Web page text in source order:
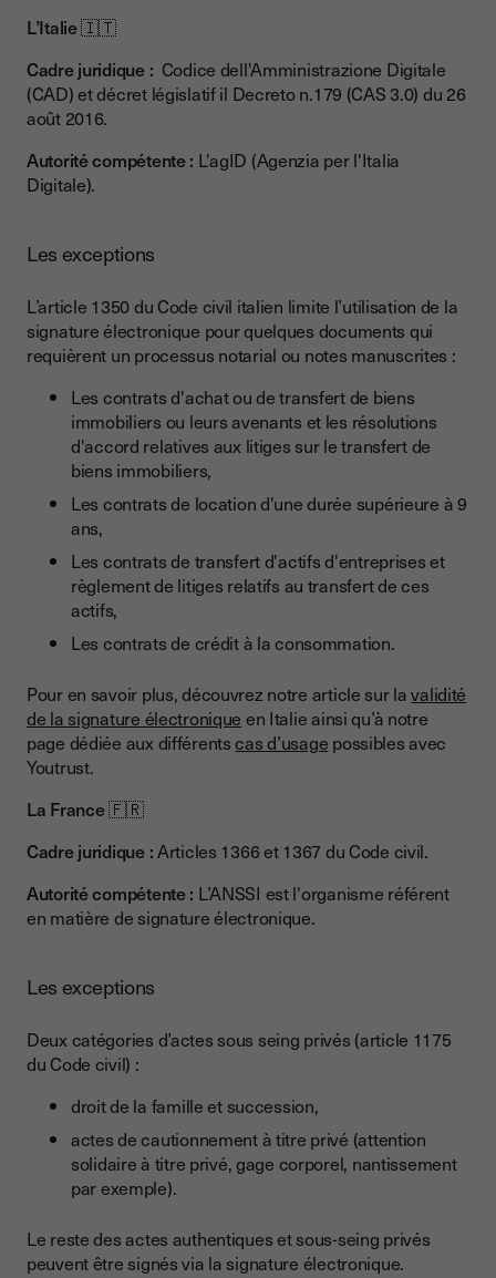
L’Italie🇮🇹
Cadre juridique : Codice dell'Amministrazione Digitale
(CAD) et décret législatif il Decreto n.179 (CAS 3.0) du 26
août 2016.
Autorité compétente : L'agID (Agenzia per l'Italia
Digitale).
Les exceptions
L’article 1350 du Code civil italien limite l’utilisation de la
signature électronique pour quelques documents qui
requièrent un processus notarial ou notes manuscrites :
Les contrats d'achat ou de transfert de biens
immobiliers ou leurs avenants et les résolutions
d'accord relatives aux litiges sur le transfert de
biens immobiliers,
Les contrats de location d'une durée supérieure à 9
ans,
Les contrats de transfert d'actifs d'entreprises et
règlement de litiges relatifs au transfert de ces
actifs,
Les contrats de crédit à la consommation.
Pour en savoir plus, découvrez notre article sur lavalidité
de la signature électronique en Italie ainsi qu’à notre
page dédiée aux différentscas d’usage possibles avec
Youtrust.
La France 🇫🇷
Cadre juridique :Articles 1366 et 1367 du Code civil.
Autorité compétente : L’ANSSI est l'organisme référent
en matière de signature électronique.
Les exceptions
Deux catégories d’actes sous seing privés (article 1175
du Code civil) :
droit de la famille et succession,
actes de cautionnement à titre privé (attention
solidaire à titre privé, gage corporel, nantissement
par exemple).
Le reste des actes authentiques et sous-seing privés
peuvent être signés via la signature électronique.